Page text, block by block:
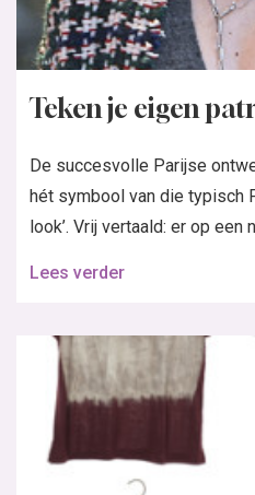
Teken je eigen
De succesvolle Parijse
hét symbool van die typisch
look’. Vrij vertaald: er op een
Lees verder